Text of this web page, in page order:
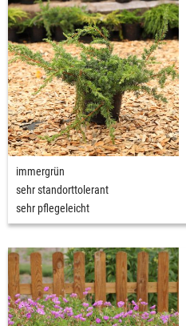
immergrün
sehr standorttolerant
sehr pflegeleicht